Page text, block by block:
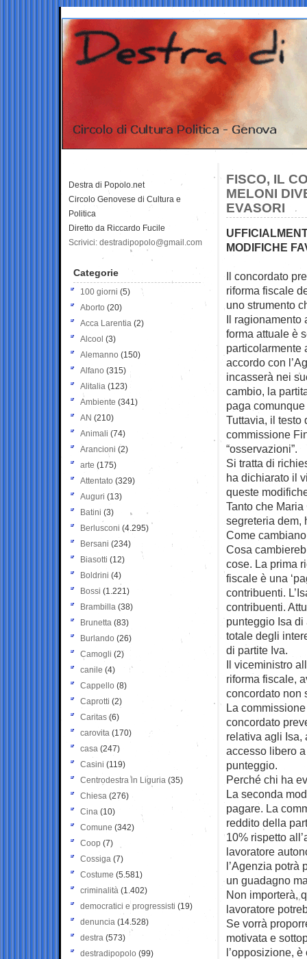
FISCO, IL
MELONI
EVASORI
MODIFICHE
Il concordato
riforma fiscale
uno strumento
Il ragionamento
forma attuale è
particolarmente
accordo con
incasserà nei
cambio, la
paga
Tuttavia, il testo
commissione
“osservazioni”.
Si tratta di
ha dichiarato il
queste
Tanto che
segreteria dem,
Come
Cosa
cose. La prima
fiscale è una
contribuenti.
contribuenti.
punteggio Isa
totale degli
di partite Iva.
Il viceministro
riforma fiscale,
concordato non
La
concordato
relativa agli Isa,
accesso libero
punteggio.
Perché chi ha
La seconda
pagare. La
reddito della
10% rispetto
lavoratore
l’Agenzia potrà
un guadagno
Non importerà,
lavoratore
Se vorrà
motivata e
l’opposizione,
Destra di Popolo.net
Circolo Genovese di Cultura e
Politica
Diretto da Riccardo Fucile
Scrivici: destradipopolo@gmail.com
Categorie
100 giorni (5)
Aborto (20)
Acca Larentia (2)
Alcool (3)
Alemanno (150)
Alfano (315)
Alitalia (123)
Ambiente (341)
AN (210)
Animali (74)
Arancioni (2)
arte (175)
Attentato (329)
Auguri (13)
Batini (3)
Berlusconi (4.295)
Bersani (234)
Biasotti (12)
Boldrini (4)
Bossi (1.221)
Brambilla (38)
Brunetta (83)
Burlando (26)
Camogli (2)
canile (4)
Cappello (8)
Caprotti (2)
Caritas (6)
carovita (170)
casa (247)
Casini (119)
Centrodestra in Liguria (35)
Chiesa (276)
Cina (10)
Comune (342)
Coop (7)
Cossiga (7)
Costume (5.581)
criminalità (1.402)
democratici e progressisti (19)
denuncia (14.528)
destra (573)
destradipopolo (99)